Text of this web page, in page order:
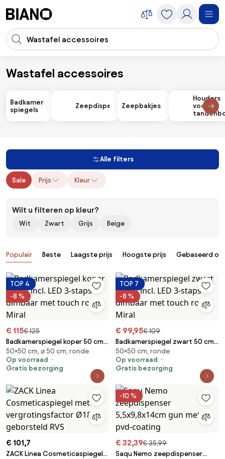
Zoekopdracht invoeren
Wastafel accessoires
Accessoires Badkamer accessoires
Badkamer
spiegels
ZeepdispensersZeepbakjes
Houders
voor
Alle filters
Sale Prijs Kleur
Wilt u filteren op kleur?
Wit Zwart Grijs Beige
Producten
Populair Beste Laagste prijs Hoogste prijs Gebaseerd op
TOP 4
-8 %
€ 115€ 125
Badkamerspiegel koper 50 cm
incl. LED 3-staps dimbaar met
touch rond - Miral
50×50 cm, ⌀ 50 cm, ronde
Op voorraad
Gratis bezorging
TOP 7
-8 %
€ 99,95€ 109
Badkamerspiegel zwart 50 cm
incl. LED 3-staps dimbaar met
touch rond - Miral
50×50 cm, ronde
Op voorraad
Gratis bezorging
€ 101,7
ZACK Linea Cosmeticaspiegel
-10 %
€ 32,39€ 35,99
Saqu Nemo zeepdispenser